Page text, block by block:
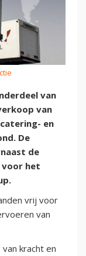
van
van
en
De
de
het
vrij voor
van
kracht en